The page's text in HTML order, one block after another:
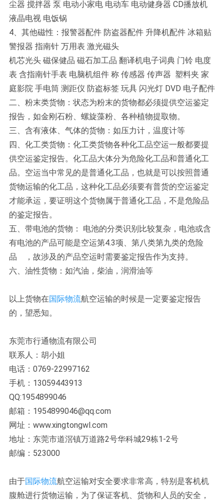
尘器 搅拌器 泵 电动小家电 电动车 电动健身器 CD播放机
液晶电视 电饭锅
4、其他磁性：报警器配件 防盗器配件 升降机配件 冰箱贴
警报器 指南针 万用表 激光磁头
机芯光头 磁保健品 磁石加工品 翻译机电子词典 门铃 电度
表 含指南针手表 电脑机组件 称 传感器 传声器 塑料夹 家
庭影院 手电筒 测距仪 防盗标签 玩具 闪光灯 DVD 电子配件
二、粉末类货物：状态为粉末的货物都必须提供空运鉴定
报告，如金刚石粉、螺旋藻粉、各种植物提取物。
三、含有液体、气体的货物：如压力计，温度计等
四、化工类货物：化工类货物各种化工品空运一般都要提
供空运鉴定报告。化工品大体分为危险化工品和普通化工
品。空运当中常见的是普通化工品，也就是可以按照普通
货物运输的化工品，这种化工品必须要有普货的空运鉴定
才能承运，要证明这个货物属于普通化工品，不是危险品
的鉴定报告。
五、带电池的货物： 电池的分类识别比较复杂，电池或含
有电池的产品可能是空运第4.3项、第八类第九类的危险
品 ，故涉及的产品空运时需要鉴定报告作为支持。
六、油性货物：如汽油，柴油，润滑油等
以上货物在国际物流航空运输的时候是一定要鉴定报告
的，望悉知。
东莞市行通物流有限公司
联系人：胡小姐
电话：0769-22997162
手机：13059443913
QQ:1954899046
邮箱：1954899046@qq.com
网址：www.xingtongwl.com
地址：东莞市道滘镇万道路2号华科城29栋1-2号
邮编：523000
由于国际物流航空运输对安全要求非常高，特别是客机机
腹舱进行货物运输，为了保证客机、货物和人员的安全，